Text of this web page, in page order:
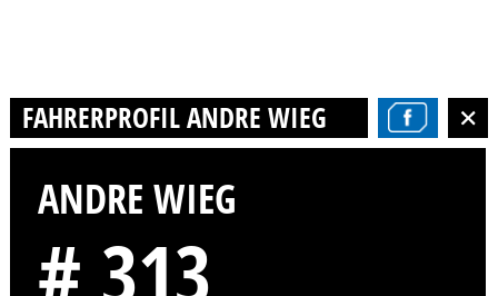
FAHRERPROFIL ANDRE WIEG
ANDRE WIEG
# 313